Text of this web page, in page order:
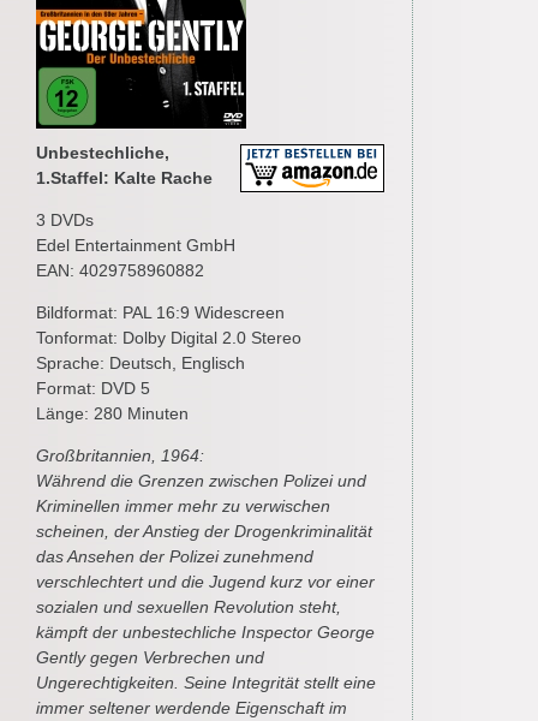
Unbestechliche,
1.Staffel: Kalte Rache
3 DVDs
Edel Entertainment GmbH
EAN: 4029758960882
Bildformat: PAL 16:9 Widescreen
Tonformat: Dolby Digital 2.0 Stereo
Sprache: Deutsch, Englisch
Format: DVD 5
Länge: 280 Minuten
Großbritannien, 1964:
Während die Grenzen zwischen Polizei und
Kriminellen immer mehr zu verwischen
scheinen, der Anstieg der Drogenkriminalität
das Ansehen der Polizei zunehmend
verschlechtert und die Jugend kurz vor einer
sozialen und sexuellen Revolution steht,
kämpft der unbestechliche Inspector George
Gently gegen Verbrechen und
Ungerechtigkeiten. Seine Integrität stellt eine
immer seltener werdende Eigenschaft im